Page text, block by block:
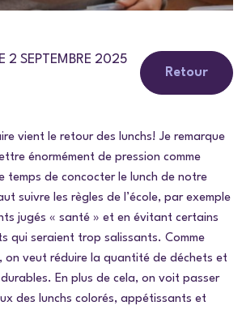
2 SEPTEMBRE 2025
Retour
vient le retour des lunchs! Je remarque
énormément de pression comme
temps de concocter le lunch de notre
suivre les règles de l’école, par exemple
jugés « santé » et en évitant certains
qui seraient trop salissants. Comme
on veut réduire la quantité de déchets et
En plus de cela, on voit passer
des lunchs colorés, appétissants et